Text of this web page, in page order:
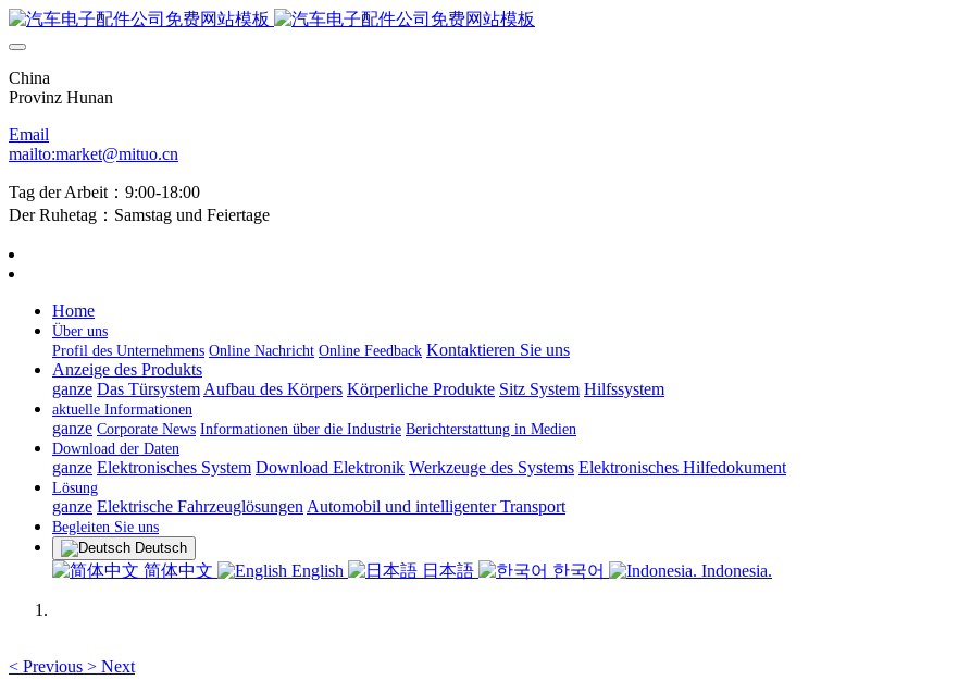
China
Provinz Hunan
Email
mailto:market@mituo.cn
Tag der Arbeit：9:00-18:00
Der Ruhetag：Samstag und Feiertage
Home
Über uns
Profil des Unternehmens Online Nachricht Online Feedback Kontaktieren Sie uns
Anzeige des Produkts
ganze Das Türsystem Aufbau des Körpers Körperliche Produkte Sitz System Hilfssystem
aktuelle Informationen
ganze Corporate News Informationen über die Industrie Berichterstattung in Medien
Download der Daten
ganze Elektronisches System Download Elektronik Werkzeuge des Systems Elektronisches Hilfedokument
Lösung
ganze Elektrische Fahrzeuglösungen Automobil und intelligenter Transport
Begleiten Sie uns
Deutsch
简体中文 English 日本語 한국어 Indonesia.
< Previous > Next